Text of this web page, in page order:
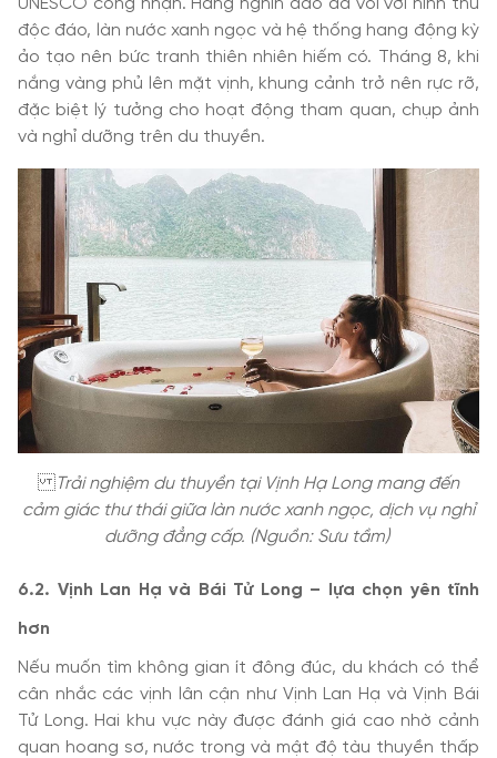
UNESCO công nhận. Hàng nghìn đảo đá vôi với hình thù
độc đáo, làn nước xanh ngọc và hệ thống hang động kỳ
ảo tạo nên bức tranh thiên nhiên hiếm có. Tháng 8, khi
nắng vàng phủ lên mặt vịnh, khung cảnh trở nên rực rỡ,
đặc biệt lý tưởng cho hoạt động tham quan, chụp ảnh
và nghỉ dưỡng trên du thuyền.
Trải nghiệm du thuyền tại Vịnh Hạ Long mang đến
cảm giác thư thái giữa làn nước xanh ngọc, dịch vụ nghỉ
dưỡng đẳng cấp. (Nguồn: Sưu tầm)
6.2. Vịnh Lan Hạ và Bái Tử Long – lựa chọn yên tĩnh
hơn
Nếu muốn tìm không gian ít đông đúc, du khách có thể
cân nhắc các vịnh lân cận như Vịnh Lan Hạ và Vịnh Bái
Tử Long. Hai khu vực này được đánh giá cao nhờ cảnh
quan hoang sơ, nước trong và mật độ tàu thuyền thấp